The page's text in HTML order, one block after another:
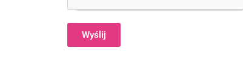
Wyślij